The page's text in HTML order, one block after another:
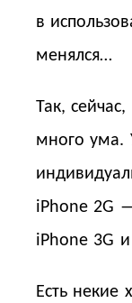
в
менялся…
Так,
много ума.
iPhone 2G
iPhone 3G
Есть некие